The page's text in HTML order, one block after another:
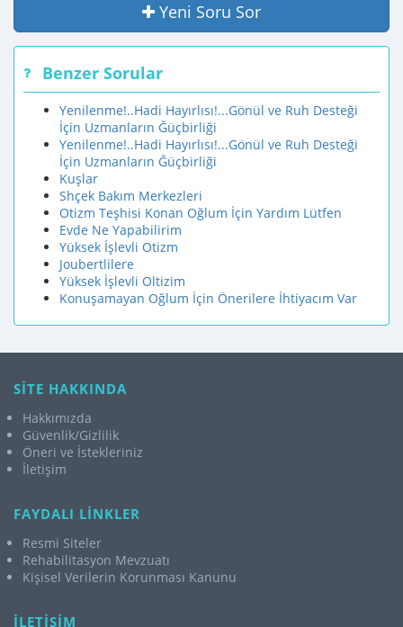
Yeni Soru Sor
Benzer Sorular
Yenilenme!..Hadi Hayırlısı!...Gönül ve Ruh Desteği
İçin Uzmanların Ğüçbirliği
Yenilenme!..Hadi Hayırlısı!...Gönül ve Ruh Desteği
İçin Uzmanların Ğüçbirliği
Kuşlar
Shçek Bakım Merkezleri
Otizm Teşhisi Konan Oğlum İçin Yardım Lütfen
Evde Ne Yapabilirim
Yüksek İşlevli Otizm
Joubertlilere
Yüksek İşlevli Oltizim
Konuşamayan Oğlum İçin Önerilere İhtiyacım Var
SİTE HAKKINDA
Hakkımızda
Güvenlik/Gizlilik
Öneri ve İstekleriniz
İletişim
FAYDALI LİNKLER
Resmi Siteler
Rehabilitasyon Mevzuatı
Kişisel Verilerin Korunması Kanunu
İLETİŞİM